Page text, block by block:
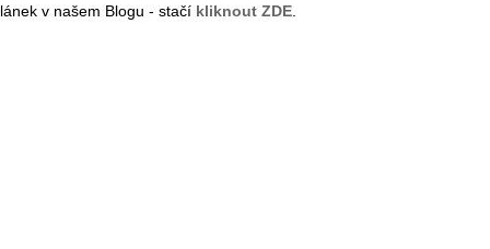
v našem Blogu - stačí kliknout ZDE